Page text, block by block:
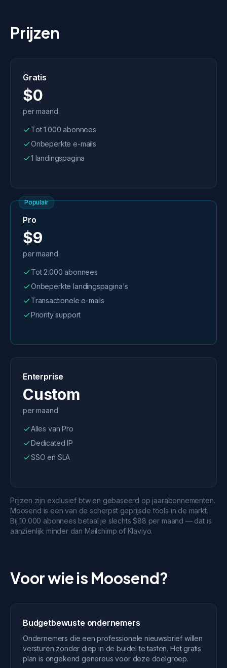
Prijzen
Gratis
$0
per maand
Tot 1.000 abonnees
Onbeperkte e-mails
1 landingspagina
Populair
Pro
$9
per maand
Tot 2.000 abonnees
Onbeperkte landingspagina's
Transactionele e-mails
Priority support
Enterprise
Custom
per maand
Alles van Pro
Dedicated IP
SSO en SLA
Prijzen zijn exclusief btw en gebaseerd op jaarabonnementen.
Moosend is een van de scherpst geprijsde tools in de markt.
Bij 10.000 abonnees betaal je slechts $88 per maand — dat is
aanzienlijk minder dan Mailchimp of Klaviyo.
Voor wie is Moosend?
Budgetbewuste ondernemers
Ondernemers die een professionele nieuwsbrief willen
versturen zonder diep in de buidel te tasten. Het gratis
plan is ongekend genereus voor deze doelgroep.